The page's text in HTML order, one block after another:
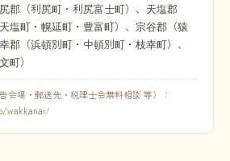
郡（利尻町・利尻富士町）、天塩郡
天塩町・幌延町・豊富町）、宗谷郡（猿
郡（浜頓別町・中頓別町・枝幸町）、
町）
会場・郵送先・税理士会無料相談 等）：
wakkanai/